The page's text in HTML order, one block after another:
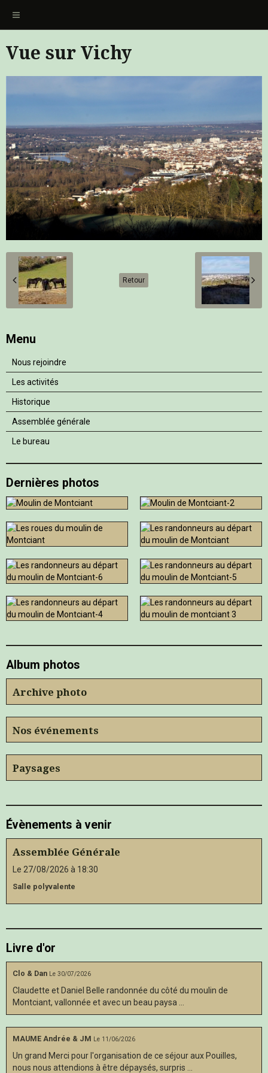
Vue sur Vichy
Retour
Menu
Nous rejoindre
Les activités
Historique
Assemblée générale
Le bureau
Dernières photos
Album photos
Archive photo
Nos événements
Paysages
Évènements à venir
Assemblée Générale
Le 27/08/2026 à 18:30
Salle polyvalente
Livre d'or
Clo & Dan Le 30/07/2026
Claudette et Daniel Belle randonnée du côté du moulin de
Montciant, vallonnée et avec un beau paysa ...
MAUME Andrée & JM Le 11/06/2026
Un grand Merci pour l'organisation de ce séjour aux Pouilles,
nous nous attendions à être dépaysés, surpris ...